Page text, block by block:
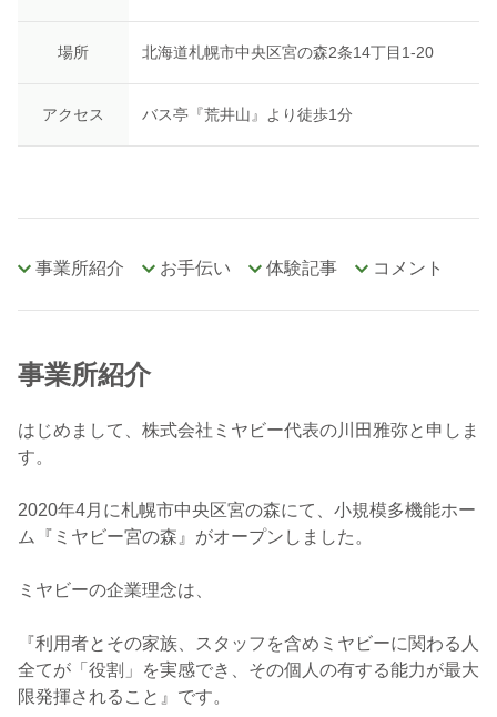
場所 北海道札幌市中央区宮の森2条14丁目1-20
アクセス バス亭『荒井山』より徒歩1分
事業所紹介 お手伝い 体験記事 コメント
事業所紹介
はじめまして、株式会社ミヤビー代表の川田雅弥と申しま
す。
2020年4月に札幌市中央区宮の森にて、小規模多機能ホー
ム『ミヤビー宮の森』がオープンしました。
ミヤビーの企業理念は、
『利用者とその家族、スタッフを含めミヤビーに関わる人
全てが「役割」を実感でき、その個人の有する能力が最大
限発揮されること』です。